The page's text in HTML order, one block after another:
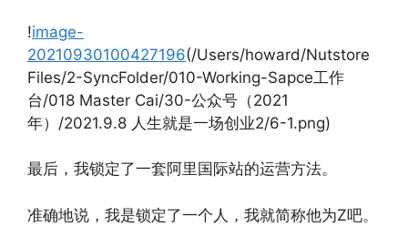
!image-
20210930100427196(/Users/howard/Nutstore
Files/2-SyncFolder/010-Working-Sapce工作
台/018 Master Cai/30-公众号（2021
年）/2021.9.8 人生就是一场创业2/6-1.png)
最后，我锁定了一套阿里国际站的运营方法。
准确地说，我是锁定了一个人，我就简称他为Z吧。